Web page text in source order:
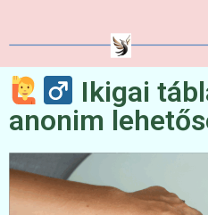
Ikigai
anonim